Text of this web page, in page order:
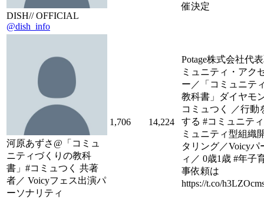
DISH// OFFICIAL
@dish_info
催決定
河原あずさ@「コミュ
ニティづくりの教科
書」#コミュつく 共著
者／ Voicyフェス出演パ
ーソナリティ
1,706 14,224
Potage株式会社代
ミュニティ・アク
ー／「コミュニテ
教科書」ダイヤモ
コミュつく ／行動
する #コミュニテ
ミュニティ型組織
タリング／Voicyパ
ィ／ 0歳1歳 #年子
事依頼は
https://t.co/